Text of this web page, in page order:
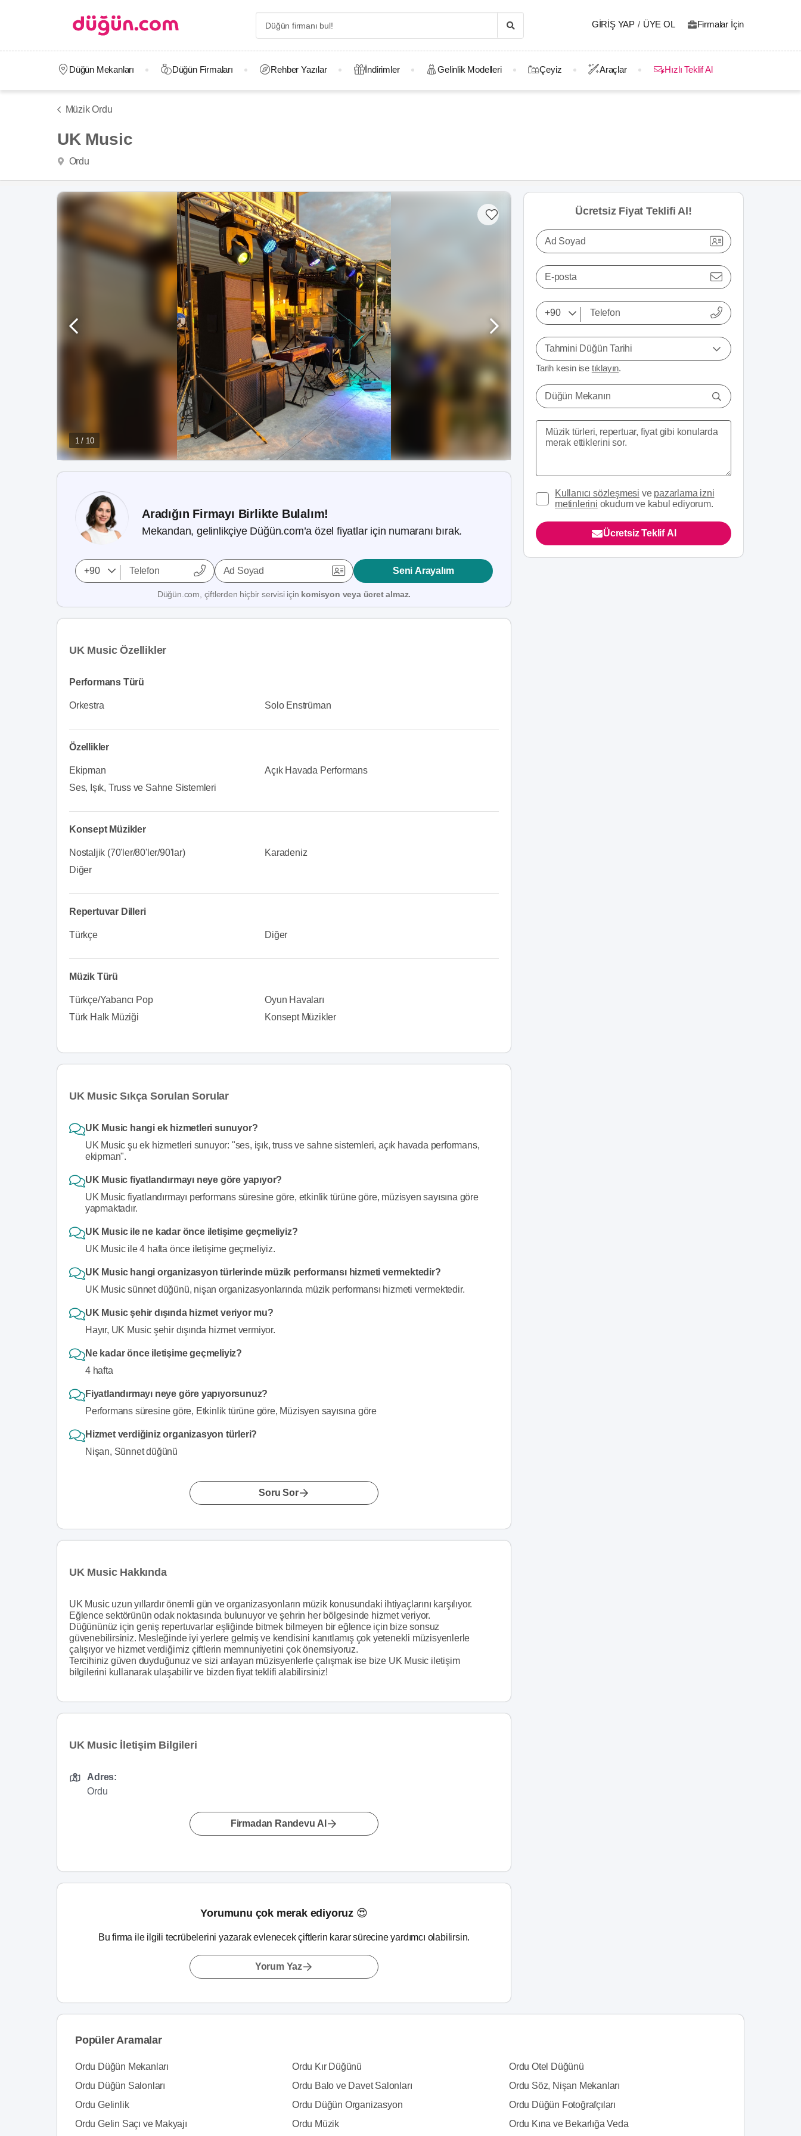
GIRIŞ YAP / ÜYE OL Firmalar İçin
Düğün Mekanları Düğün Firmaları Rehber Yazılar İndirimler Gelinlik Modelleri Çeyiz Araçlar Hızlı Teklif Al
Müzik Ordu
UK Music
Ordu
1 / 10
Aradığın Firmayı Birlikte Bulalım!
Mekandan, gelinlikçiye Düğün.com’a özel fiyatlar için numaranı bırak.
Ad Soyad Seni Arayalım
Düğün.com, çiftlerden hiçbir servisi için komisyon veya ücret almaz.
UK Music Özellikler
Performans Türü
Orkestra Solo Enstrüman
Özellikler
Ekipman
Açık Havada Performans
Ses, Işık, Truss ve Sahne Sistemleri
Konsept Müzikler
Nostaljik (70'ler/80'ler/90'lar)
Karadeniz
Diğer
Repertuvar Dilleri
Türkçe Diğer
Müzik Türü
Türkçe/Yabancı Pop
Oyun Havaları
Türk Halk Müziği
Konsept Müzikler
UK Music Sıkça Sorulan Sorular
UK Music hangi ek hizmetleri sunuyor?
UK Music şu ek hizmetleri sunuyor: "ses, işık, truss ve sahne sistemleri, açık havada performans,
ekipman".
UK Music fiyatlandırmayı neye göre yapıyor?
UK Music fiyatlandırmayı performans süresine göre, etkinlik türüne göre, müzisyen sayısına göre
yapmaktadır.
UK Music ile ne kadar önce iletişime geçmeliyiz?
UK Music ile 4 hafta önce iletişime geçmeliyiz.
UK Music hangi organizasyon türlerinde müzik performansı hizmeti vermektedir?
UK Music sünnet düğünü, nişan organizasyonlarında müzik performansı hizmeti vermektedir.
UK Music şehir dışında hizmet veriyor mu?
Hayır, UK Music şehir dışında hizmet vermiyor.
Ne kadar önce iletişime geçmeliyiz?
4 hafta
Fiyatlandırmayı neye göre yapıyorsunuz?
Performans süresine göre, Etkinlik türüne göre, Müzisyen sayısına göre
Hizmet verdiğiniz organizasyon türleri?
Nişan, Sünnet düğünü
Soru Sor
UK Music Hakkında
UK Music uzun yıllardır önemli gün ve organizasyonların müzik konusundaki ihtiyaçlarını karşılıyor.
Eğlence sektörünün odak noktasında bulunuyor ve şehrin her bölgesinde hizmet veriyor.
Düğününüz için geniş repertuvarlar eşliğinde bitmek bilmeyen bir eğlence için bize sonsuz
güvenebilirsiniz. Mesleğinde iyi yerlere gelmiş ve kendisini kanıtlamış çok yetenekli müzisyenlerle
çalışıyor ve hizmet verdiğimiz çiftlerin memnuniyetini çok önemsiyoruz.
Tercihiniz güven duyduğunuz ve sizi anlayan müzisyenlerle çalışmak ise bize UK Music iletişim
bilgilerini kullanarak ulaşabilir ve bizden fiyat teklifi alabilirsiniz!
UK Music İletişim Bilgileri
Adres:
Ordu
Firmadan Randevu Al
Yorumunu çok merak ediyoruz 😍
Bu firma ile ilgili tecrübelerini yazarak evlenecek çiftlerin karar sürecine yardımcı olabilirsin.
Yorum Yaz
Ücretsiz Fiyat Teklifi Al!
Ad Soyad
E-posta
Tahmini Düğün Tarihi
Tarih kesin ise tıklayın.
Düğün Mekanın
Kullanıcı sözleşmesi ve pazarlama izni
metinlerini okudum ve kabul ediyorum.
Ücretsiz Teklif Al
Popüler Aramalar
Ordu Düğün Mekanları Ordu Kır Düğünü
Ordu Otel Düğünü
Ordu Düğün Salonları
Ordu Balo ve Davet Salonları
Ordu Söz, Nişan Mekanları
Ordu Gelinlik
Ordu Düğün Organizasyon
Ordu Düğün Fotoğrafçıları
Ordu Gelin Saçı ve Makyajı
Ordu Müzik Ordu Kına ve Bekarlığa Veda